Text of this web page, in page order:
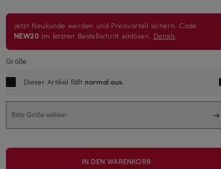
Jetzt Neukunde werden und Preisvorteil sichern. Code
NEW20 im letzten Bestellschritt einlösen. Details
Größe
Dieser Artikel fällt normal aus.
Bitte Größe wählen
IN DEN WARENKORB